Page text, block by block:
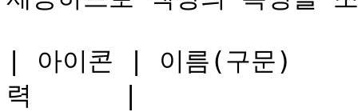
| 아이콘 | 이름(구
력      |